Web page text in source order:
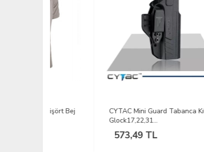
CYTAC Mini Guard Tabanca Kılıfı -
Glock17,22,31...